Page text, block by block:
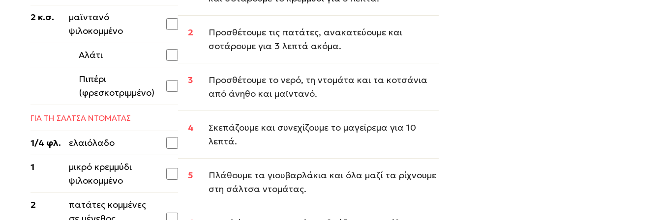
2 κ.σ.
μαϊντανό
ψιλοκομμένο
Αλάτι
Πιπέρι
(φρεσκοτριμμένο)
ΓΙΑ ΤΗ ΣΑΛΤΣΑ ΝΤΟΜΑΤΑΣ
1/4 φλ. ελαιόλαδο
1
μικρό κρεμμύδι
ψιλοκομμένο
2
πατάτες κομμένες
Προσθέτουμε τις πατάτες, ανακατεύουμε και
σοτάρουμε για 3 λεπτά ακόμα.
Προσθέτουμε το νερό, τη ντομάτα και τα κοτσάνια
από άνηθο και μαϊντανό.
Σκεπάζουμε και συνεχίζουμε το μαγείρεμα για 10
λεπτά.
Πλάθουμε τα γιουβαρλάκια και όλα μαζί τα ρίχνουμε
στη σάλτσα ντομάτας.